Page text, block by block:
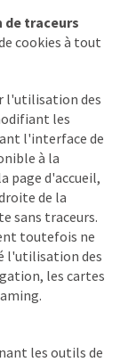
traceurs
cookies à tout
l'utilisation des
les
l'interface de
à la
page d'accueil,
de la
sans traceurs.
toutefois ne
l'utilisation des
les cartes
les outils de